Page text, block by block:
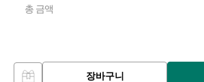
총 금액
장바구니